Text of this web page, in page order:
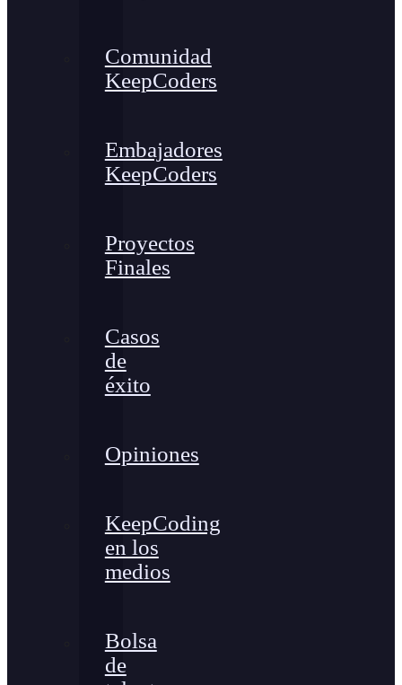
Comunidad
KeepCoders
Embajadores
KeepCoders
Proyectos
Finales
Casos
de
éxito
Opiniones
KeepCoding
en los
medios
Bolsa
de